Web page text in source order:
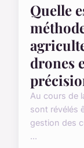
Quelle
drones
Au cours de
sont révélés
gestion des
...